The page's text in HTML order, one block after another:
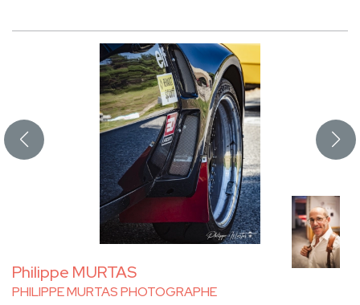
Philippe MURTAS
PHILIPPE MURTAS PHOTOGRAPHE